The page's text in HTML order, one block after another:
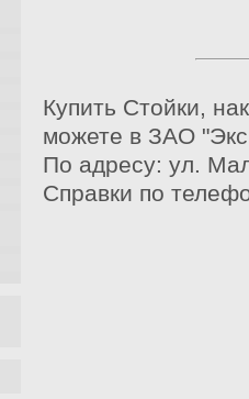
Купить Стойки,
можете в ЗАО
По адресу: ул.
Справки по